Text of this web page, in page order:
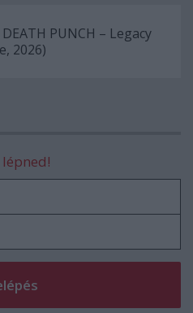
DEATH PUNCH – Legacy
2026)